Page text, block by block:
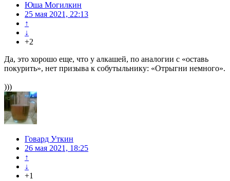
Юша Могилкин
25 мая 2021, 22:13
↑
↓
+2
Да, это хорошо еще, что у алкашей, по аналогии с «оставь
покурить», нет призыва к собутыльнику: «Отрыгни немного».
)))
Говард Уткин
26 мая 2021, 18:25
↑
↓
+1